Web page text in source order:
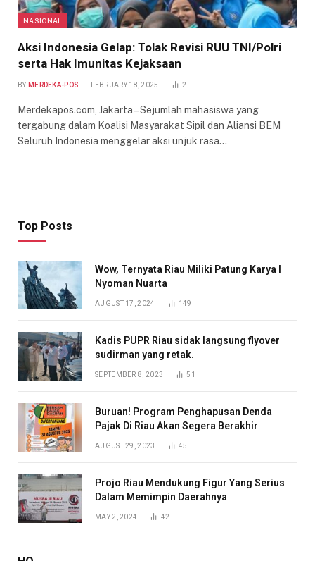
NASIONAL
Aksi Indonesia Gelap: Tolak Revisi RUU TNI/Polri
serta Hak Imunitas Kejaksaan
BY MERDEKA-POS FEBRUARY 18, 2025 2
Merdekapos.com, Jakarta – Sejumlah mahasiswa yang
tergabung dalam Koalisi Masyarakat Sipil dan Aliansi BEM
Seluruh Indonesia menggelar aksi unjuk rasa…
Top Posts
Wow, Ternyata Riau Miliki Patung Karya I
Nyoman Nuarta
AUGUST 17, 2024 149
Kadis PUPR Riau sidak langsung flyover
sudirman yang retak.
SEPTEMBER 8, 2023 51
Buruan! Program Penghapusan Denda
Pajak Di Riau Akan Segera Berakhir
AUGUST 29, 2023 45
Projo Riau Mendukung Figur Yang Serius
Dalam Memimpin Daerahnya
MAY 2, 2024 42